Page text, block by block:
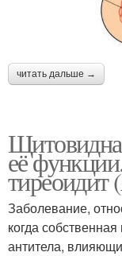
читать дальше →
её
Заболевание,
когда
антитела,